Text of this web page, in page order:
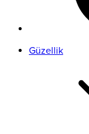
Güzellik